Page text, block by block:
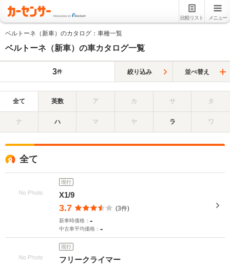
比較リスト メニュー
ベルトーネ（新車）のカタログ：車種一覧
ベルトーネ（新車）の車カタログ一覧
3件 絞り込み 並べ替え
全て 英数 ア カ サ タ
ナ ハ マ ヤ ラ ワ
全て
現行
X1/9
3.7 (3件)
新車時価格： -
中古車平均価格： -
現行
フリークライマー